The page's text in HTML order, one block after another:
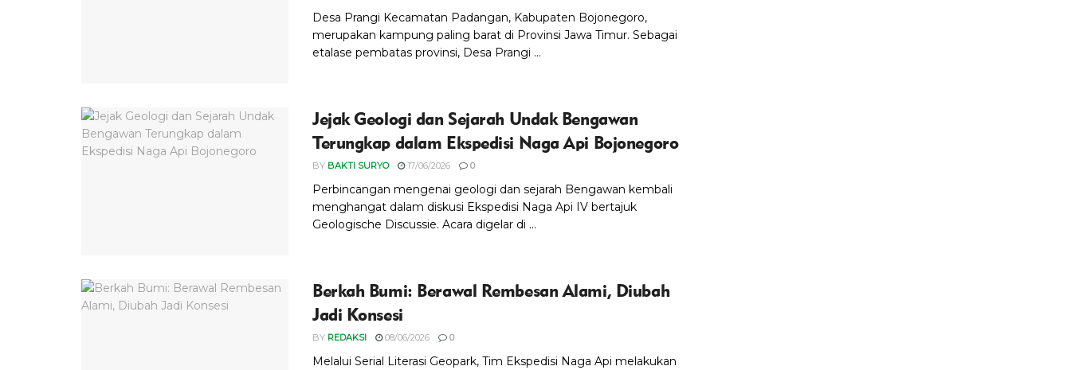
Desa Prangi Kecamatan Padangan, Kabupaten Bojonegoro,
merupakan kampung paling barat di Provinsi Jawa Timur. Sebagai
etalase pembatas provinsi, Desa Prangi ...
Jejak Geologi dan Sejarah Undak Bengawan
Terungkap dalam Ekspedisi Naga Api Bojonegoro
BY BAKTI SURYO 17/06/2026 0
Perbincangan mengenai geologi dan sejarah Bengawan kembali
menghangat dalam diskusi Ekspedisi Naga Api IV bertajuk
Geologische Discussie. Acara digelar di ...
Berkah Bumi: Berawal Rembesan Alami, Diubah
Jadi Konsesi
BY REDAKSI 08/06/2026 0
Melalui Serial Literasi Geopark, Tim Ekspedisi Naga Api melakukan